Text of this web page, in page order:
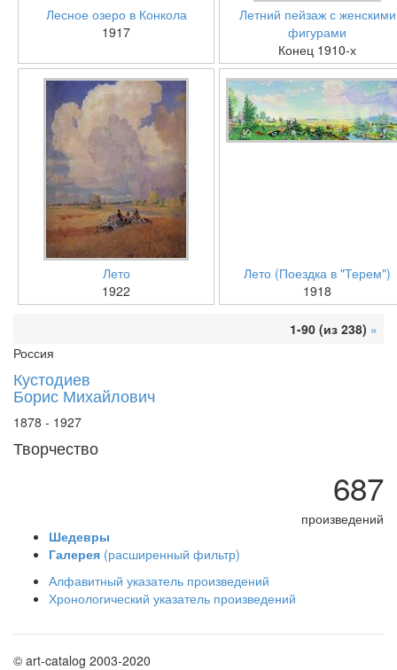
Лесное озеро в Конкола
1917
Летний пейзаж с женскими
фигурами
Конец 1910-х
Лето
1922
Лето (Поездка в "Терем")
1918
1-90 (из 238) »
Россия
Кустодиев
Борис Михайлович
1878 - 1927
Творчество
687
произведений
Шедевры
Галерея (расширенный фильтр)
Алфавитный указатель произведений
Хронологический указатель произведений
© art-catalog 2003-2020